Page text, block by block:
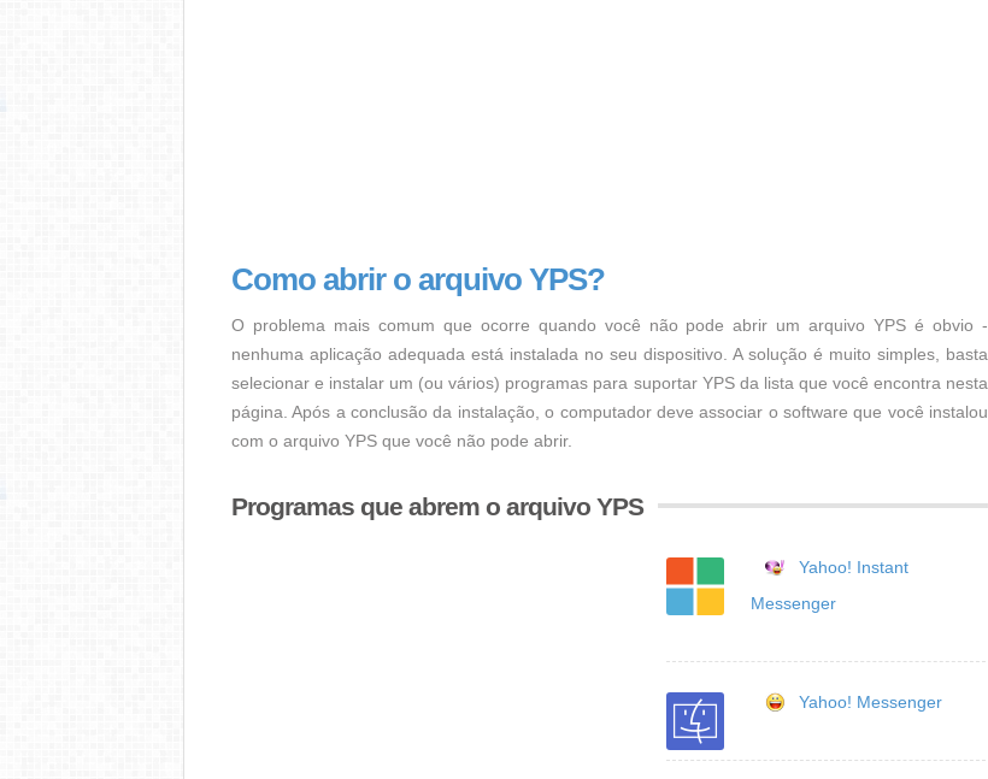
Como abrir o arquivo YPS?
O problema mais comum que ocorre quando você não pode abrir um arquivo YPS é obvio -
nenhuma aplicação adequada está instalada no seu dispositivo. A solução é muito simples, basta
selecionar e instalar um (ou vários) programas para suportar YPS da lista que você encontra nesta
página. Após a conclusão da instalação, o computador deve associar o software que você instalou
com o arquivo YPS que você não pode abrir.
Programas que abrem o arquivo YPS
Yahoo! Instant
Messenger
Yahoo! Messenger